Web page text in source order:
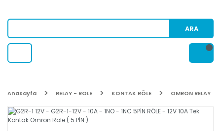
ARA
Anasayfa RELAY - ROLE KONTAK RÖLE OMRON RELAY